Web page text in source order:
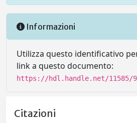
Informazioni
Utilizza questo identificativo
link a questo documento:
https://hdl.handle.net/11585/
Citazioni